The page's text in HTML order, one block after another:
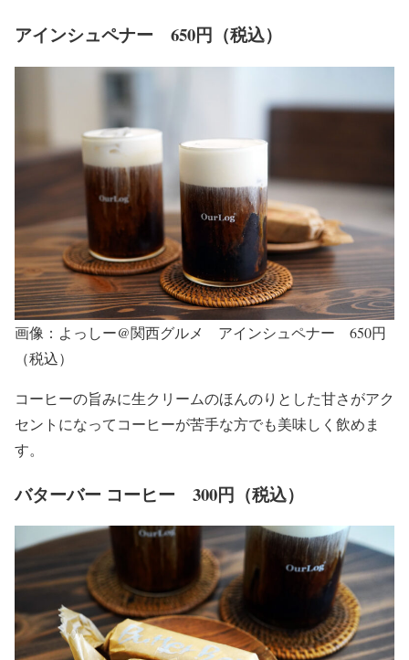
アインシュペナー 650円（税込）
画像：よっしー@関西グルメ アインシュペナー 650円
（税込）
コーヒーの旨みに生クリームのほんのりとした甘さがアク
セントになってコーヒーが苦手な方でも美味しく飲めま
す。
バターバー コーヒー 300円（税込）